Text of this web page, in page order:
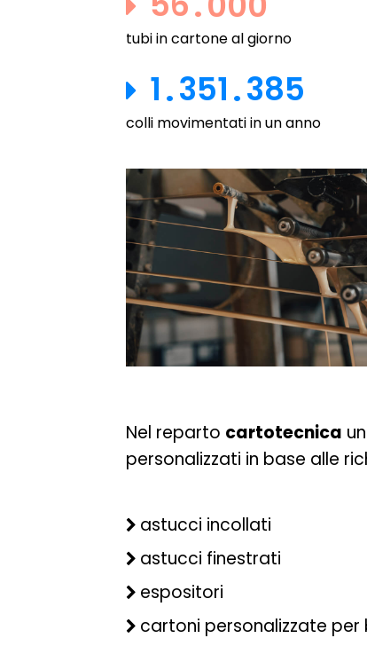
tubi in cartone al giorno
1.351.385
colli movimentati in un anno
Nel reparto cartotecnica
personalizzati in base alle
astucci incollati
astucci finestrati
espositori
cartoni personalizzate